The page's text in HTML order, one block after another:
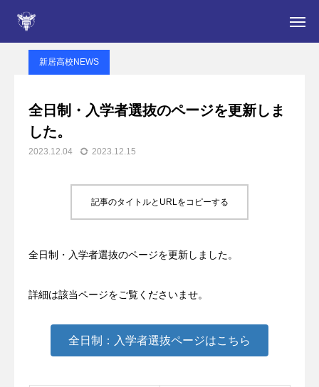
新居高校NEWS
全日制・入学者選抜のページを更新しま
した。
2023.12.04 2023.12.15
記事のタイトルとURLをコピーする
全日制・入学者選抜のページを更新しました。
詳細は該当ページをご覧くださいませ。
全日制：入学者選抜ページはこちら
学校案内